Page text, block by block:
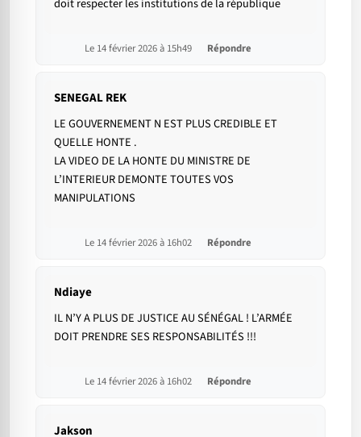
Le 14 février 2026 à 15h49 Répondre
SENEGAL REK
LE GOUVERNEMENT N EST PLUS CREDIBLE ET
QUELLE HONTE .
LA VIDEO DE LA HONTE DU MINISTRE DE
L’INTERIEUR DEMONTE TOUTES VOS
MANIPULATIONS
Le 14 février 2026 à 16h02 Répondre
Ndiaye
IL N’Y A PLUS DE JUSTICE AU SÉNÉGAL ! L’ARMÉE
DOIT PRENDRE SES RESPONSABILITÉS !!!
Le 14 février 2026 à 16h02 Répondre
Jakson